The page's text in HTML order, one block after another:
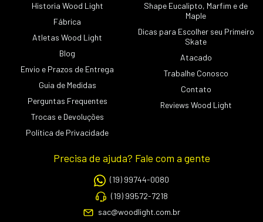
Historia Wood Light
Fábrica
Atletas Wood Light
Blog
Envio e Prazos de Entrega
Guia de Medidas
Perguntas Frequentes
Trocas e Devoluções
Política de Privacidade
Shape Eucalipto, Marfim e de
Maple
Dicas para Escolher seu Primeiro
Skate
Atacado
Trabalhe Conosco
Contato
Reviews Wood Light
Precisa de ajuda? Fale com a gente
(19) 99744-0080
(19) 99572-7218
sac@woodlight.com.br